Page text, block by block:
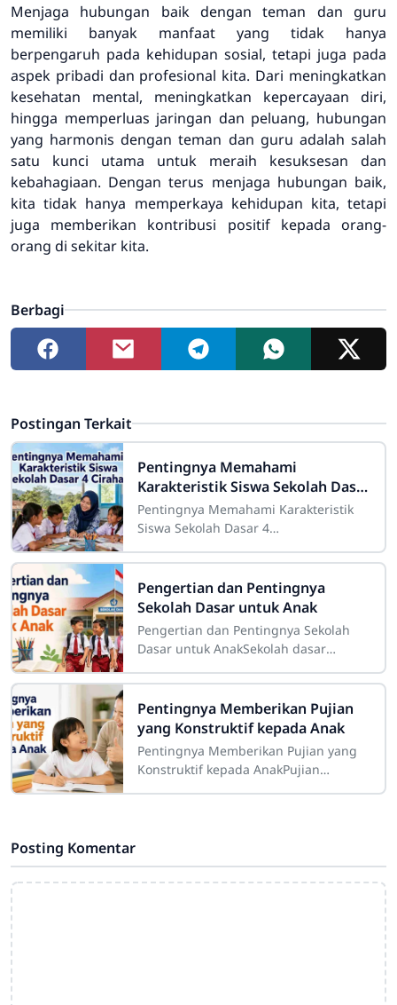
Menjaga hubungan baik dengan teman dan guru
memiliki banyak manfaat yang tidak hanya
berpengaruh pada kehidupan sosial, tetapi juga pada
aspek pribadi dan profesional kita. Dari meningkatkan
kesehatan mental, meningkatkan kepercayaan diri,
hingga memperluas jaringan dan peluang, hubungan
yang harmonis dengan teman dan guru adalah salah
satu kunci utama untuk meraih kesuksesan dan
kebahagiaan. Dengan terus menjaga hubungan baik,
kita tidak hanya memperkaya kehidupan kita, tetapi
juga memberikan kontribusi positif kepada orang-
orang di sekitar kita.
Berbagi
Postingan Terkait
Pentingnya Memahami
Karakteristik Siswa Sekolah Dasar
4 Cirahab
Pentingnya Memahami Karakteristik
Siswa Sekolah Dasar 4
merupakan salah satu bagian penting
dalam pelaksanaan
Pengertian dan Pentingnya
Sekolah Dasar untuk Anak
Pengertian dan Pentingnya Sekolah
Dasar untuk AnakSekolah dasar
pendidikan yang memiliki peranan
sangat besar dalam
Pentingnya Memberikan Pujian
yang Konstruktif kepada Anak
Pentingnya Memberikan Pujian yang
Konstruktif kepada AnakPujian
Posting Komentar